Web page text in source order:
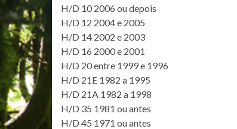
H/D 10 2006 ou depois
H/D 12 2004 e 2005
H/D 14 2002 e 2003
H/D 16 2000 e 2001
H/D 20 entre 1999 e 1996
H/D 21E 1982 a 1995
H/D 21A 1982 a 1998
H/D 35 1981 ou antes
H/D 45 1971 ou antes